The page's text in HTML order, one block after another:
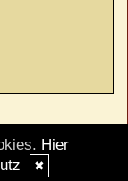
Hier
✖